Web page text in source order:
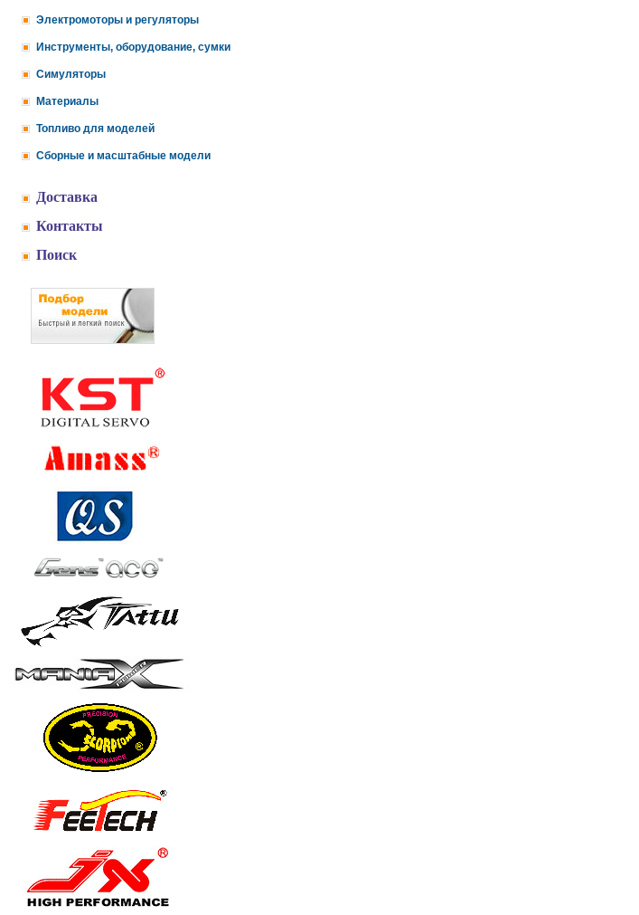
Электромоторы и регуляторы
Инструменты, оборудование, сумки
Симуляторы
Материалы
Топливо для моделей
Сборные и масштабные модели
Доставка
Контакты
Поиск